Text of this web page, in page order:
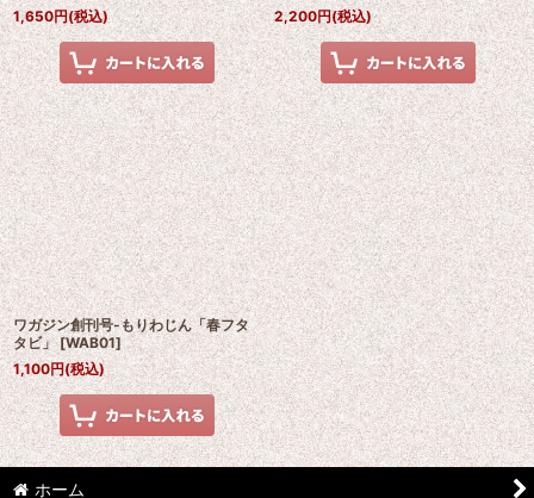
1,650円(税込)
2,200円(税込)
ワガジン創刊号-もりわじん「春フタ
タビ」 [WAB01]
1,100円(税込)
ホーム